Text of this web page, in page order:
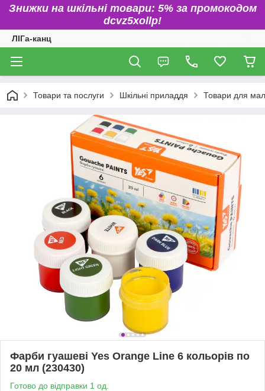
Знижки на шкільні товари: 5% за промокодом
dcvz5xollp!
ЛІГа-канц
Товари та послуги Шкільні приладдя Товари для
Фарби гуашеві Yes Orange Line 6 кольорів по
20 мл (230430)
Готово до відправки 1 од.